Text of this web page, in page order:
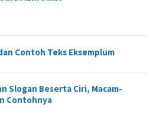
Contoh Teks Eksemplum
Slogan Beserta Ciri, Macam-
Contohnya